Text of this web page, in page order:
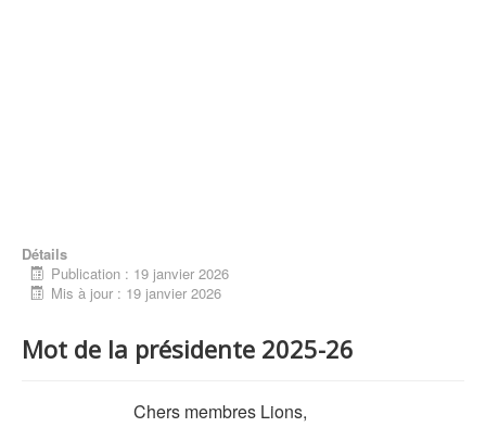
Détails
Publication : 19 janvier 2026
Mis à jour : 19 janvier 2026
Mot de la présidente 2025-26
Chers membres Lions,